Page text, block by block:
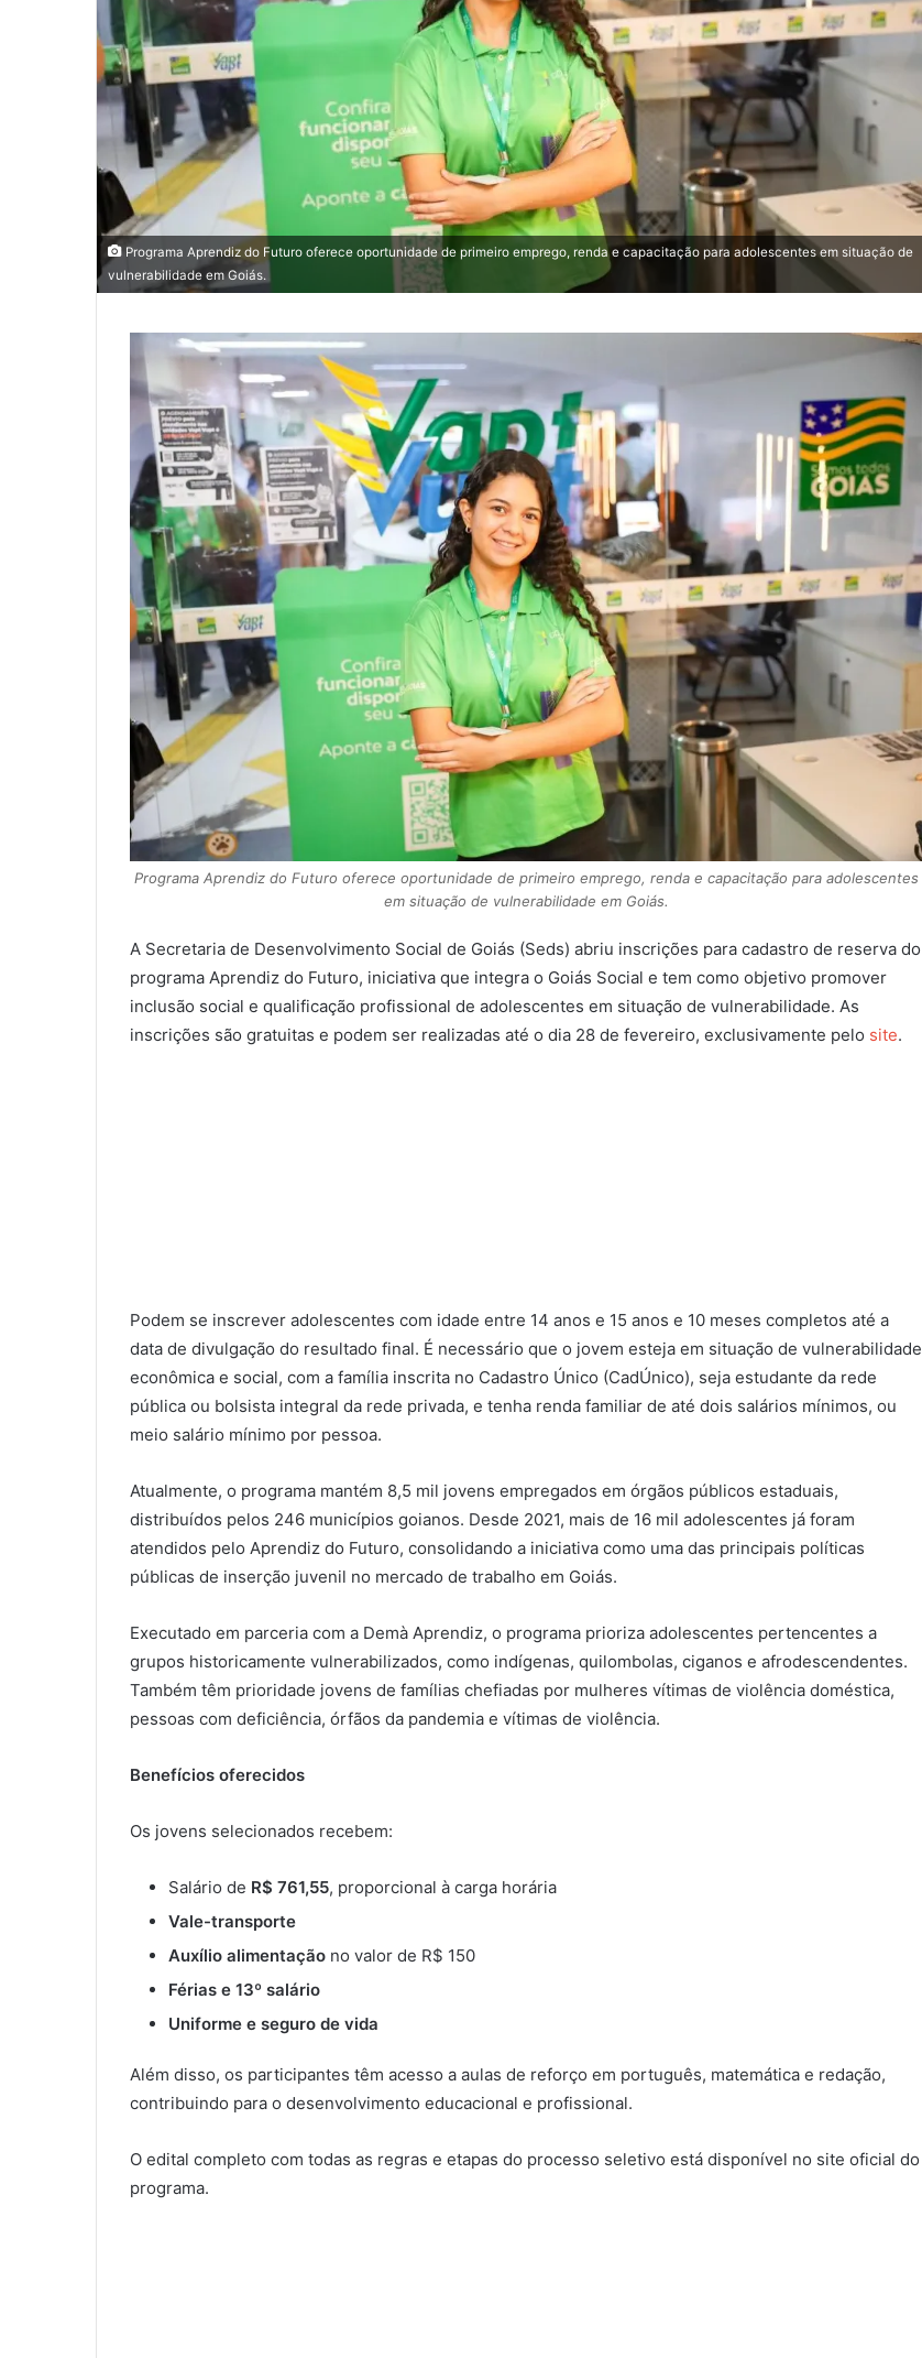
Programa Aprendiz do Futuro oferece oportunidade de primeiro emprego, renda e capacitação para adolescentes em situação de
vulnerabilidade em Goiás.
Programa Aprendiz do Futuro oferece oportunidade de primeiro emprego, renda e capacitação para adolescentes
em situação de vulnerabilidade em Goiás.
A Secretaria de Desenvolvimento Social de Goiás (Seds) abriu inscrições para cadastro de reserva do
programa Aprendiz do Futuro, iniciativa que integra o Goiás Social e tem como objetivo promover
inclusão social e qualificação profissional de adolescentes em situação de vulnerabilidade. As
inscrições são gratuitas e podem ser realizadas até o dia 28 de fevereiro, exclusivamente pelo site.
Podem se inscrever adolescentes com idade entre 14 anos e 15 anos e 10 meses completos até a
data de divulgação do resultado final. É necessário que o jovem esteja em situação de vulnerabilidade
econômica e social, com a família inscrita no Cadastro Único (CadÚnico), seja estudante da rede
pública ou bolsista integral da rede privada, e tenha renda familiar de até dois salários mínimos, ou
meio salário mínimo por pessoa.
Atualmente, o programa mantém 8,5 mil jovens empregados em órgãos públicos estaduais,
distribuídos pelos 246 municípios goianos. Desde 2021, mais de 16 mil adolescentes já foram
atendidos pelo Aprendiz do Futuro, consolidando a iniciativa como uma das principais políticas
públicas de inserção juvenil no mercado de trabalho em Goiás.
Executado em parceria com a Demà Aprendiz, o programa prioriza adolescentes pertencentes a
grupos historicamente vulnerabilizados, como indígenas, quilombolas, ciganos e afrodescendentes.
Também têm prioridade jovens de famílias chefiadas por mulheres vítimas de violência doméstica,
pessoas com deficiência, órfãos da pandemia e vítimas de violência.
Benefícios oferecidos
Os jovens selecionados recebem:
Salário de R$ 761,55, proporcional à carga horária
Vale-transporte
Auxílio alimentação no valor de R$ 150
Férias e 13º salário
Uniforme e seguro de vida
Além disso, os participantes têm acesso a aulas de reforço em português, matemática e redação,
contribuindo para o desenvolvimento educacional e profissional.
O edital completo com todas as regras e etapas do processo seletivo está disponível no site oficial do
programa.